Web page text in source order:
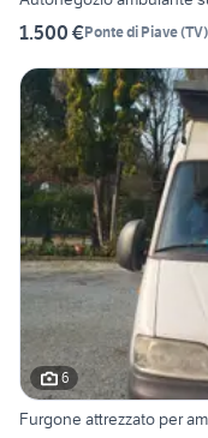
1.500 €Ponte di Piave(TV)
6
Furgone attrezzato per